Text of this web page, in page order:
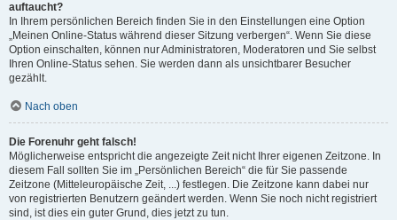
auftaucht?
In Ihrem persönlichen Bereich finden Sie in den Einstellungen eine Option
„Meinen Online-Status während dieser Sitzung verbergen“. Wenn Sie diese
Option einschalten, können nur Administratoren, Moderatoren und Sie selbst
Ihren Online-Status sehen. Sie werden dann als unsichtbarer Besucher
gezählt.
Nach oben
Die Forenuhr geht falsch!
Möglicherweise entspricht die angezeigte Zeit nicht Ihrer eigenen Zeitzone. In
diesem Fall sollten Sie im „Persönlichen Bereich“ die für Sie passende
Zeitzone (Mitteleuropäische Zeit, ...) festlegen. Die Zeitzone kann dabei nur
von registrierten Benutzern geändert werden. Wenn Sie noch nicht registriert
sind, ist dies ein guter Grund, dies jetzt zu tun.